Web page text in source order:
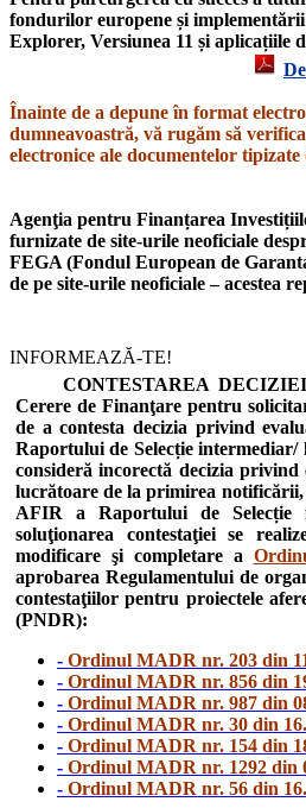
fondurilor europene și
Explorer, Versiunea 11 și aplicațiile
Înainte de a depune în format
dumneavoastră, vă rugăm să
electronice ale documentelor
Agenţia pentru Finanțarea
furnizate de site-urile neoficiale
FEGA (Fondul European de
de pe site-urile neoficiale – acestea
INFORMEAZĂ-TE!
CONTESTAREA
Cerere de Finanţare pentru
de a contesta decizia privind
Raportului de Selecție
consideră incorectă decizia
lucrătoare de la primirea
AFIR a Raportului de Selecție
soluţionarea contestaţiei se
modificare şi completare a
aprobarea Regulamentului de
contestaţiilor pentru proiectele
(PNDR):
- Ordinul MADR nr. 203 din
- Ordinul MADR nr. 856 din
- Ordinul MADR nr. 987 din
- Ordinul MADR nr. 30 din
- Ordinul MADR nr. 154 din
- Ordinul MADR nr. 1292 din
- Ordinul MADR nr. 56 din